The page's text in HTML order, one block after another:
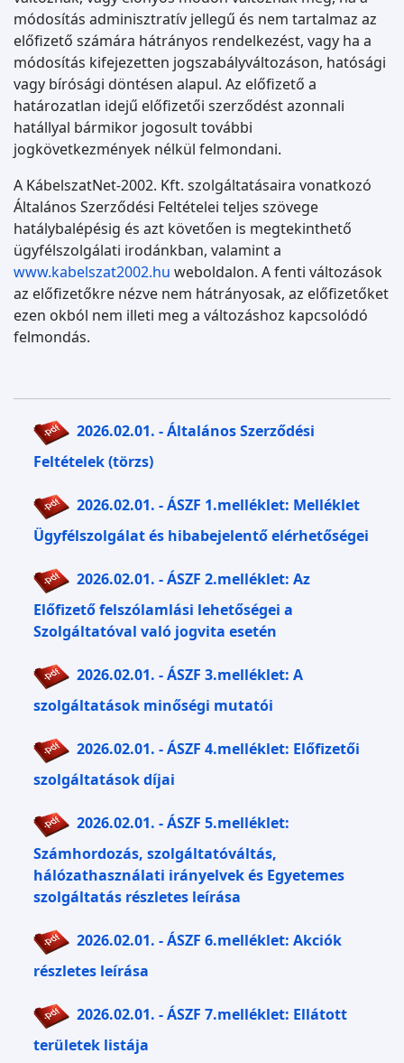
módosítás adminisztratív jellegű és nem tartalmaz az
előfizető számára hátrányos rendelkezést, vagy ha a
módosítás kifejezetten jogszabályváltozáson, hatósági
vagy bírósági döntésen alapul. Az előfizető a
határozatlan idejű előfizetői szerződést azonnali
hatállyal bármikor jogosult további
jogkövetkezmények nélkül felmondani.
A KábelszatNet-2002. Kft. szolgáltatásaira vonatkozó
Általános Szerződési Feltételei teljes szövege
hatálybalépésig és azt követően is megtekinthető
ügyfélszolgálati irodánkban, valamint a
www.kabelszat2002.hu weboldalon. A fenti változások
az előfizetőkre nézve nem hátrányosak, az előfizetőket
ezen okból nem illeti meg a változáshoz kapcsolódó
felmondás.
2026.02.01. - Általános Szerződési
Feltételek (törzs)
2026.02.01. - ÁSZF 1.melléklet: Melléklet
Ügyfélszolgálat és hibabejelentő elérhetőségei
2026.02.01. - ÁSZF 2.melléklet: Az
Előfizető felszólamlási lehetőségei a
Szolgáltatóval való jogvita esetén
2026.02.01. - ÁSZF 3.melléklet: A
szolgáltatások minőségi mutatói
2026.02.01. - ÁSZF 4.melléklet: Előfizetői
szolgáltatások díjai
2026.02.01. - ÁSZF 5.melléklet:
Számhordozás, szolgáltatóváltás,
hálózathasználati irányelvek és Egyetemes
szolgáltatás részletes leírása
2026.02.01. - ÁSZF 6.melléklet: Akciók
részletes leírása
2026.02.01. - ÁSZF 7.melléklet: Ellátott
területek listája